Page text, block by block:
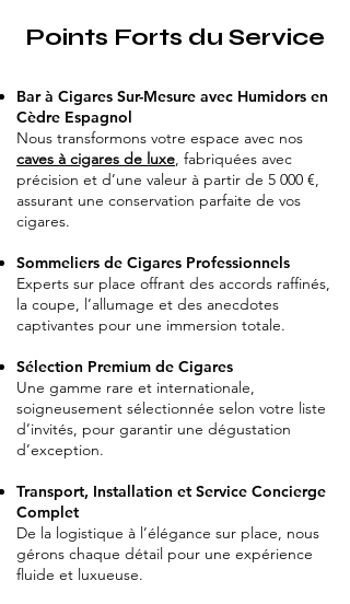
Points Forts du Service
Bar à Cigares Sur-Mesure avec Humidors en
Cèdre Espagnol
Nous transformons votre espace avec nos
caves à cigares de luxe, fabriquées avec
précision et d’une valeur à partir de 5 000 €,
assurant une conservation parfaite de vos
cigares.
Sommeliers de Cigares Professionnels
Experts sur place offrant des accords raffinés,
la coupe, l’allumage et des anecdotes
captivantes pour une immersion totale.
Sélection Premium de Cigares
Une gamme rare et internationale,
soigneusement sélectionnée selon votre liste
d’invités, pour garantir une dégustation
d’exception.
Transport, Installation et Service Concierge
Complet
De la logistique à l’élégance sur place, nous
gérons chaque détail pour une expérience
fluide et luxueuse.